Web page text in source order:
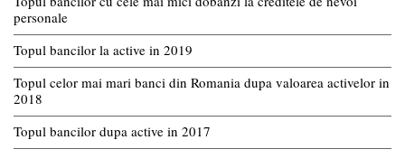
personale
Topul bancilor la active in 2019
Topul celor mai mari banci din Romania dupa valoarea activelor in
2018
Topul bancilor dupa active in 2017